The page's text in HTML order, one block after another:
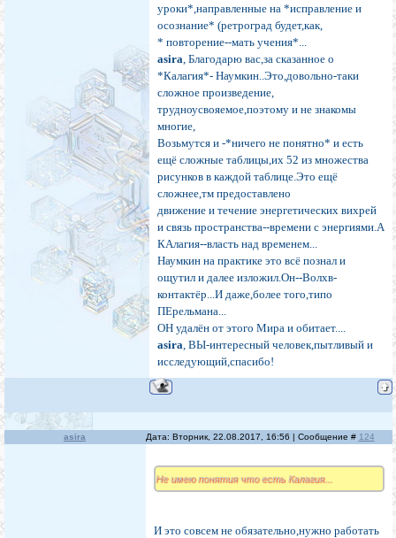
уроки*,направленные на *исправление и
осознание* (ретроград будет,как,
* повторение--мать учения*...
asira, Благодарю вас,за сказанное о
*Калагия*- Наумкин..Это,довольно-таки
сложное произведение,
трудноусвояемое,поэтому и не знакомы
многие,
Возьмутся и -*ничего не понятно* и есть
ещё сложные таблицы,их 52 из множества
рисунков в каждой таблице.Это ещё
сложнее,тм предоставлено
движение и течение энергетических вихрей
и связь пространства--времени с энергиями.А
КАлагия--власть над временем...
Наумкин на практике это всё познал и
ощутил и далее изложил.Он--Волхв-
контактёр...И даже,более того,типо
ПЕрельмана...
ОН удалён от этого Мира и обитает....
asira, ВЫ-интересный человек,пытливый и
исследующий,спасибо!
asira Дата: Вторник, 22.08.2017, 16:56 | Сообщение # 124
Не имею понятия что есть Калагия...
И это совсем не обязательно,нужно работать